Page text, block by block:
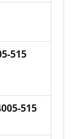
515
515